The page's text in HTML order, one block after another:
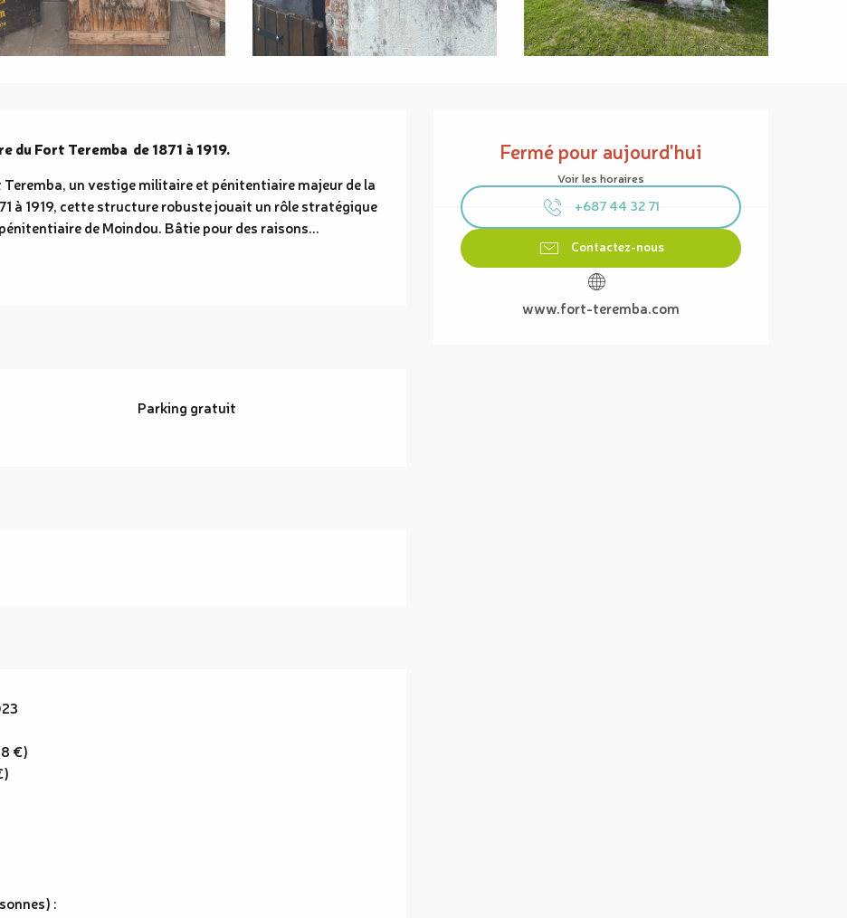
Ouverture et coordonnées
Fermé pour aujourd'hui
Voir les horaires
+687 44 32 71
Contactez-nous
www.fort-teremba.com
Fort Teremba  de 1871 à 1919.
un vestige militaire et pénitentiaire majeur de la
à 1919, cette structure robuste jouait un rôle stratégique
de Moindou. Bâtie pour des raisons...
Parking gratuit
€)
: